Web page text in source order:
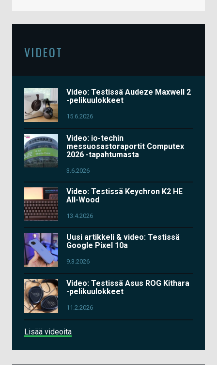
VIDEOT
Video: Testissä Audeze Maxwell 2
-pelikuulokkeet
15.6.2026
Video: io-techin
messuosastoraportit Computex
2026 -tapahtumasta
3.6.2026
Video: Testissä Keychron K2 HE
All-Wood
13.4.2026
Uusi artikkeli & video: Testissä
Google Pixel 10a
9.3.2026
Video: Testissä Asus ROG Kithara
-pelikuulokkeet
11.2.2026
Lisää videoita